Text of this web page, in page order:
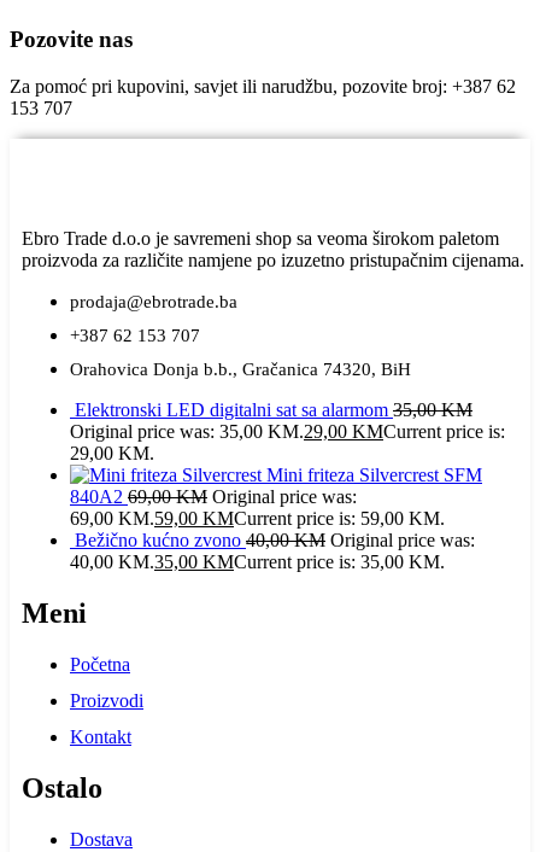
Pozovite nas
Za pomoć pri kupovini, savjet ili narudžbu, pozovite broj: +387 62
153 707
Ebro Trade d.o.o je savremeni shop sa veoma širokom paletom
proizvoda za različite namjene po izuzetno pristupačnim cijenama.
prodaja@ebrotrade.ba
+387 62 153 707
Orahovica Donja b.b., Gračanica 74320, BiH
Elektronski LED digitalni sat sa alarmom 35,00KM
Original price was: 35,00 KM.29,00 KMCurrent price is:
29,00 KM.
Mini friteza Silvercrest SFM
840A2 69,00KM Original price was:
69,00 KM.59,00 KMCurrent price is: 59,00 KM.
Bežično kućno zvono 40,00KM Original price was:
40,00 KM.35,00 KMCurrent price is: 35,00 KM.
Meni
Početna
Proizvodi
Kontakt
Ostalo
Dostava